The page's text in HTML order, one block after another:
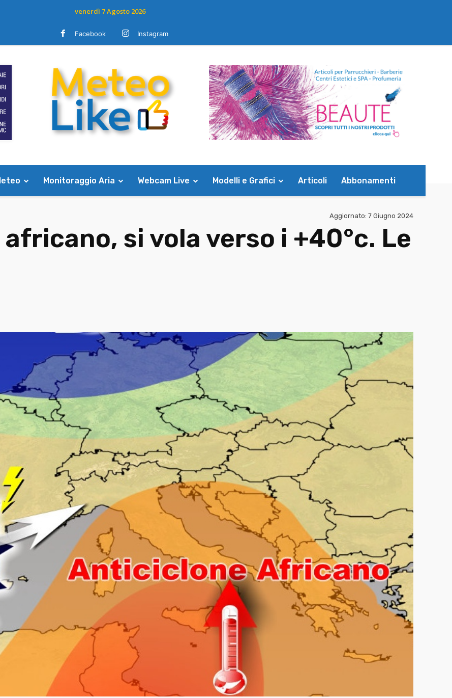
venerdì 7 Agosto 2026
Facebook Instagram
Monitoraggio Aria Webcam Live Modelli e Grafici Articoli Abbonamenti
Aggiornato: 7 Giugno 2024
si vola verso i +40°c. Le